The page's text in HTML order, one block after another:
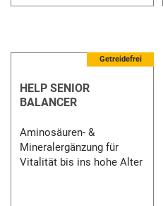
Getreidefrei
HELP SENIOR
BALANCER
Aminosäuren- &
Mineralergänzung für
Vitalität bis ins hohe Alter